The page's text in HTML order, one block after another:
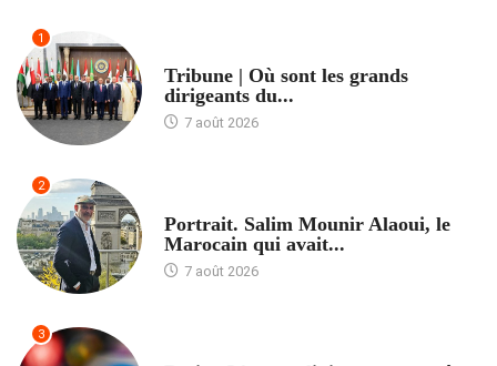
1
Tribune | Où sont les grands
dirigeants du...
7 août 2026
2
Portrait. Salim Mounir Alaoui, le
Marocain qui avait...
7 août 2026
3